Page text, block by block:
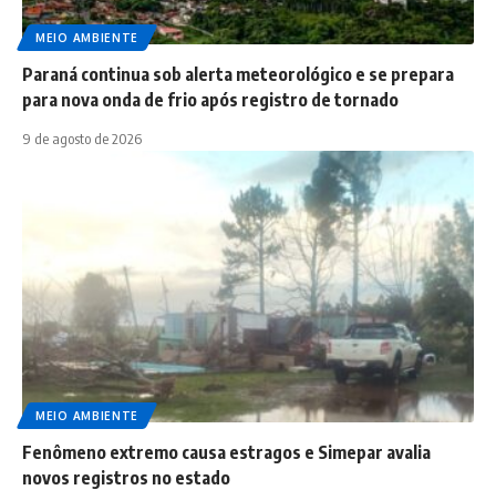
MEIO AMBIENTE
Paraná continua sob alerta meteorológico e se prepara
para nova onda de frio após registro de tornado
9 de agosto de 2026
MEIO AMBIENTE
Fenômeno extremo causa estragos e Simepar avalia
novos registros no estado